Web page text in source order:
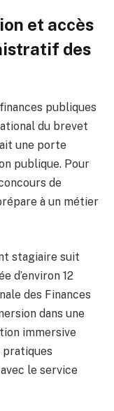
et accès
des
publiques
du brevet
une porte
publique. Pour
de
à un métier
stagiaire suit
d’environ 12
des Finances
dans une
immersive
pratiques
le service